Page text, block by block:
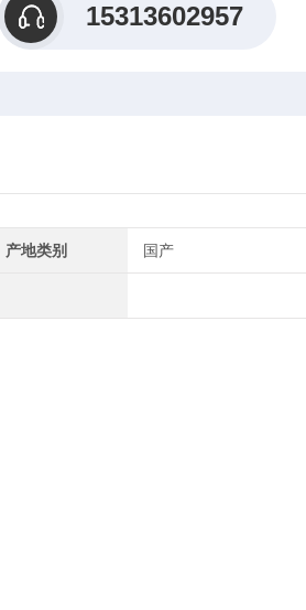
15313602957
产地类别 国产